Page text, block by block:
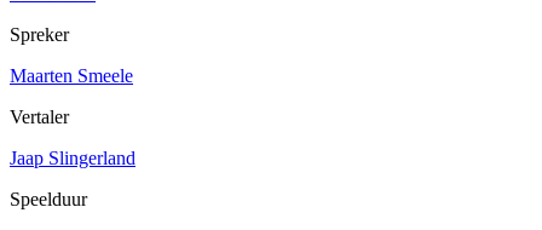
Spreker
Maarten Smeele
Vertaler
Jaap Slingerland
Speelduur